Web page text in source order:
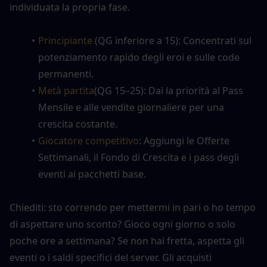
individuata la propria fase.
Principiante (QG inferiore a 15): Concentrati sul
potenziamento rapido degli eroi e sulle code
permanenti.
Metà partita(QG 15–25): Dai la priorità al Pass
Mensile e alle vendite giornaliere per una
crescita costante.
Giocatore competitivo: Aggiungi le Offerte
Settimanali, il Fondo di Crescita e i pass degli
eventi ai pacchetti base.
Chiediti: sto correndo per mettermi in pari o ho tempo
di aspettare uno sconto? Gioco ogni giorno o solo
poche ore a settimana? Se non hai fretta, aspetta gli
eventi o i saldi specifici del server. Gli acquisti